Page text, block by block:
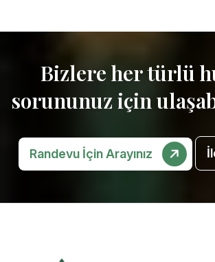
Bizlere her türlü
sorununuz için
Randevu İçin Arayınız